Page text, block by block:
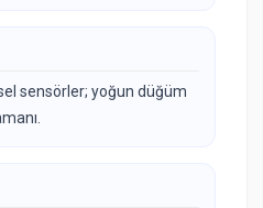
sensörler; yoğun düğüm